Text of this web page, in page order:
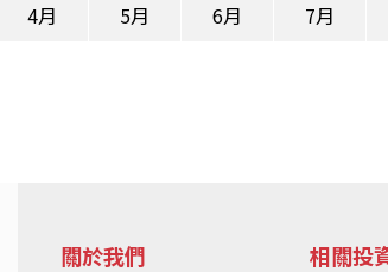
4月 5月 6月 7月
關於我們 相關投